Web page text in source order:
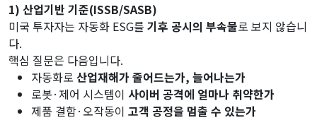
1) 산업기반 기준(ISSB/SASB)
미국 투자자는 자동화 ESG를 기후 공시의 부속물로 보지 않습니
다.
핵심 질문은 다음입니다.
자동화로 산업재해가 줄어드는가, 늘어나는가
로봇·제어 시스템이 사이버 공격에 얼마나 취약한가
제품 결함·오작동이 고객 공정을 멈출 수 있는가